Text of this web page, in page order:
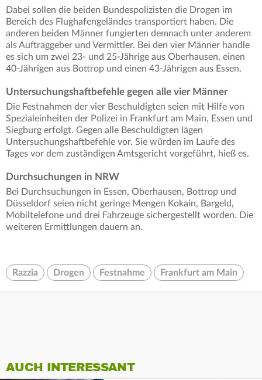
Dabei sollen die beiden Bundespolizisten die Drogen im
Bereich des Flughafengeländes transportiert haben. Die
anderen beiden Männer fungierten demnach unter anderem
als Auftraggeber und Vermittler. Bei den vier Männer handle
es sich um zwei 23- und 25-Jährige aus Oberhausen, einen
40-Jährigen aus Bottrop und einen 43-Jährigen aus Essen.
Untersuchungshaftbefehle gegen alle vier Männer
Die Festnahmen der vier Beschuldigten seien mit Hilfe von
Spezialeinheiten der Polizei in Frankfurt am Main, Essen und
Siegburg erfolgt. Gegen alle Beschuldigten lägen
Untersuchungshaftbefehle vor. Sie würden im Laufe des
Tages vor dem zuständigen Amtsgericht vorgeführt, hieß es.
Durchsuchungen in NRW
Bei Durchsuchungen in Essen, Oberhausen, Bottrop und
Düsseldorf seien nicht geringe Mengen Kokain, Bargeld,
Mobiltelefone und drei Fahrzeuge sichergestellt worden. Die
weiteren Ermittlungen dauern an.
Razzia Drogen Festnahme Frankfurt am Main
AUCH INTERESSANT